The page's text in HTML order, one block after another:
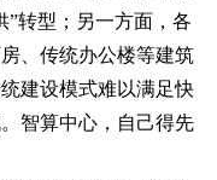
”转型；另一方面，各
、传统办公楼等建筑
建设模式难以满足快
智算中心，自己得先